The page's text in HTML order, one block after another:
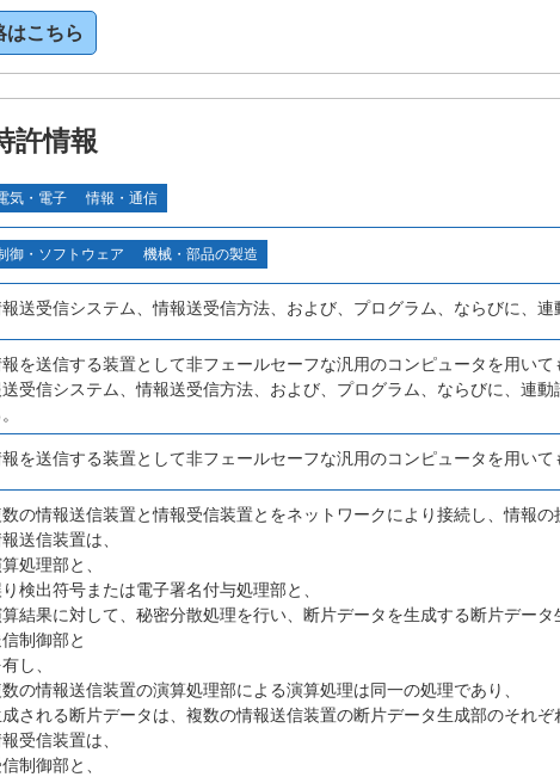
はこちら
許情報
気・電子 情報・通信
御・ソフトウェア 機械・部品の製造
送受信システム、情報送受信方法、および、プログラム、ならびに、
を送信する装置として非フェールセーフな汎用のコンピュータを用い
受信システム、情報送受信方法、および、プログラム、ならびに、連
を送信する装置として非フェールセーフな汎用のコンピュータを用いて
の情報送信装置と情報受信装置とをネットワークにより接続し、情報の
送信装置は、
処理部と、
検出符号または電子署名付与処理部と、
結果に対して、秘密分散処理を行い、断片データを生成する断片データ
制御部と
し、
の情報送信装置の演算処理部による演算処理は同一の処理であり、
される断片データは、複数の情報送信装置の断片データ生成部のそれぞ
受信装置は、
制御部と、